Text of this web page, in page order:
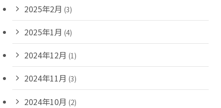
2025年2月 (3)
2025年1月 (4)
2024年12月 (1)
2024年11月 (3)
2024年10月 (2)